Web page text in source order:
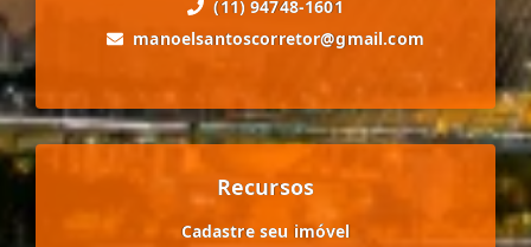
(11) 94748-1601
manoelsantoscorretor@gmail.com
Recursos
Cadastre seu imóvel